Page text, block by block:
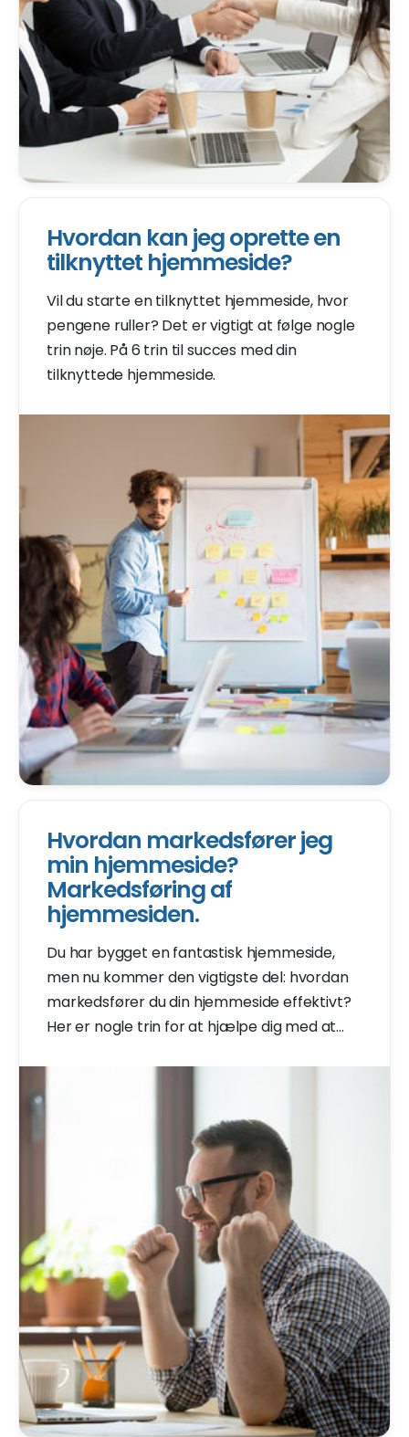
Hvordan kan jeg oprette en
tilknyttet hjemmeside?
Vil du starte en tilknyttet hjemmeside, hvor
pengene ruller? Det er vigtigt at følge nogle
trin nøje. På 6 trin til succes med din
tilknyttede hjemmeside.
Hvordan markedsfører jeg
min hjemmeside?
Markedsføring af
hjemmesiden.
Du har bygget en fantastisk hjemmeside,
men nu kommer den vigtigste del: hvordan
markedsfører du din hjemmeside effektivt?
Her er nogle trin for at hjælpe dig med at